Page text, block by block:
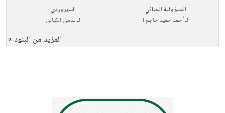
المسؤولية الجنائي
لـأحمد حميد حاجم ا
السهروردي
لـسامي الكيالي
المزيد من البنود »